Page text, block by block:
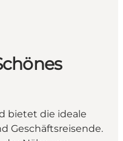
bietet die ideale
Geschäftsreisende.